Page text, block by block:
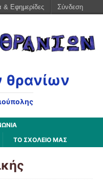
θρανίων
ΤΟ ΣΧΟΛΕΙΟ ΜΑΣ
& Εφημερίδες Σύνδεση